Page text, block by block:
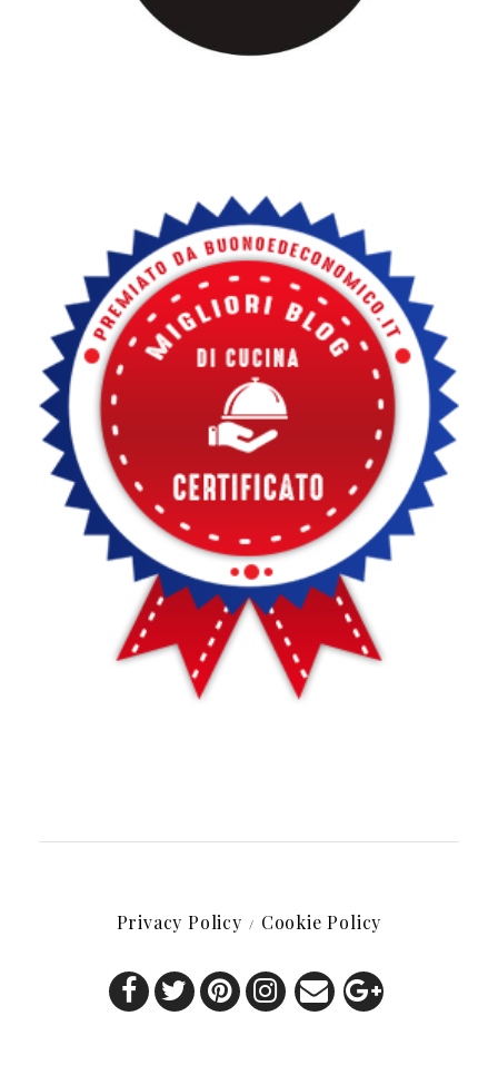
Privacy Policy Cookie Policy